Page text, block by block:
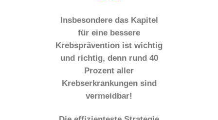
Insbesondere das Kapitel
für eine bessere
Krebsprävention ist wichtig
und richtig, denn rund 40
Prozent aller
Krebserkrankungen sind
vermeidbar!